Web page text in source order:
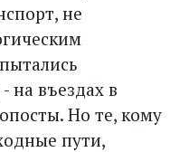
не
на въездах в
Но те, кому
пути,